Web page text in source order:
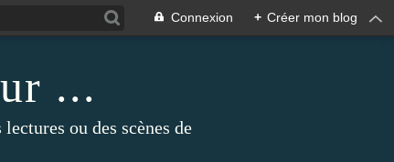
Connexion + Créer mon blog
...
ou des scènes de